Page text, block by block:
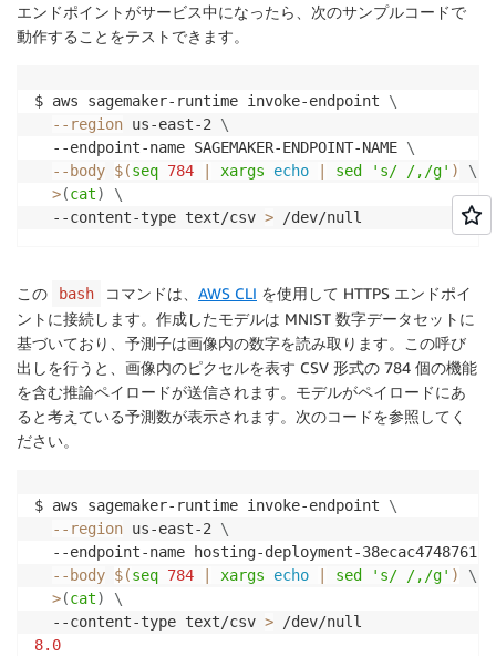
エンドポイントがサービス中になったら、次のサンプルコードで
動作することをテストできます。
$ aws sagemaker-runtime invoke-endpoint \
--region us-east-2 \
  --endpoint-name SAGEMAKER-ENDPOINT-NAME
\
--body $(seq 784 xargs echo sed 's/ /,/g' )
\
>(cat)
\
  --content-type text/csv
> /dev/null
この bash コマンドは、 AWS CLI を使用して HTTPS エンドポイ
ントに接続します。作成したモデルは MNIST 数字データセットに
基づいており、予測子は画像内の数字を読み取ります。この呼び
出しを行うと、画像内のピクセルを表す CSV 形式の 784 個の機能
を含む推論ペイロードが送信されます。モデルがペイロードにあ
ると考えている予測数が表示されます。次のコードを参照してく
ださい。
$ aws sagemaker-runtime invoke-endpoint \
--region us-east-2 \
--endpoint-name hosting-deployment-
--body $(seq 784 xargs echo sed 's/ /,/g' )
\
>(cat)
\
  --content-type text/csv
>
8.0